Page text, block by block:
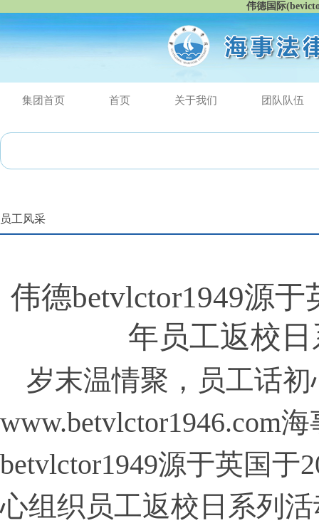
伟德国际
集团首页 首页 关于我们 团队队伍
员工风采
伟德betvlctor1949源
年员工返校
岁末温情聚，员工话初
www.betvlctor1946.com
betvlctor1949源于英国于
心组织员工返校日系列